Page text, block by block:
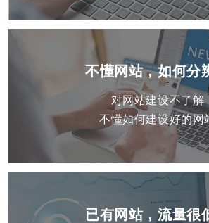
不懂网站，如何分
对网站建设不了解
不懂如何建设好的网
已有网站，流量很